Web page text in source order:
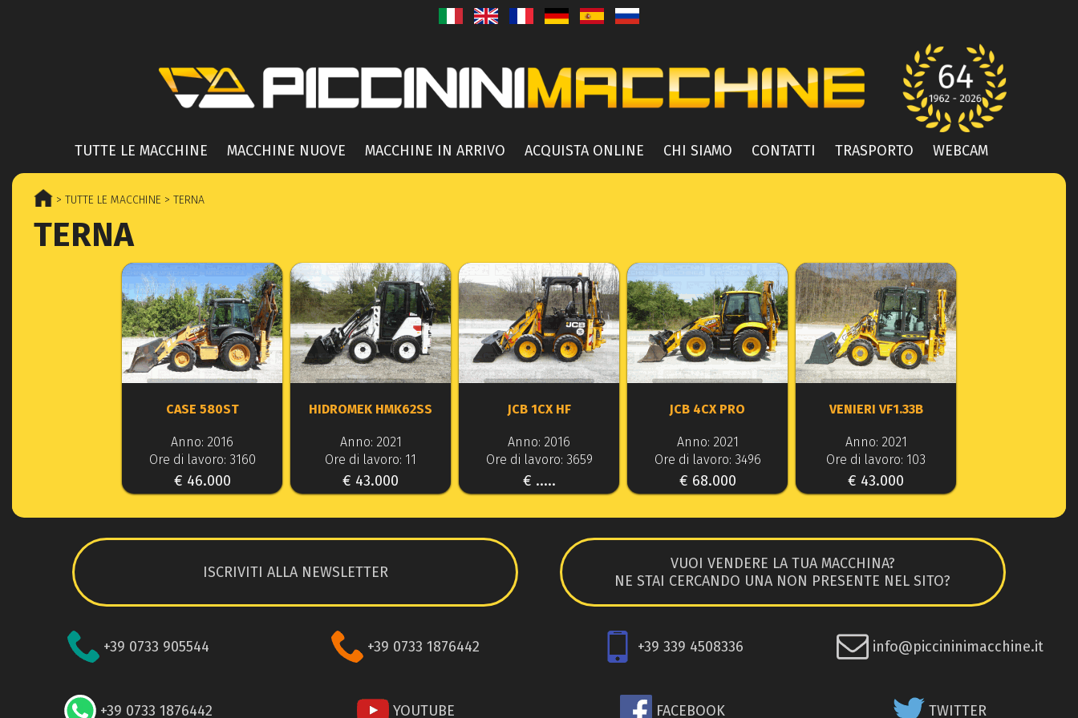
TUTTE LE MACCHINE MACCHINE NUOVE MACCHINE IN ARRIVO ACQUISTA ONLINE CHI SIAMO CONTATTI TRASPORTO WEBCAM
> TUTTE LE MACCHINE > TERNA
TERNA
CASE 580ST
Anno: 2016
Ore di lavoro: 3160
€ 46.000
HIDROMEK HMK62SS
Anno: 2021
Ore di lavoro: 11
€ 43.000
JCB 1CX HF
Anno: 2016
Ore di lavoro: 3659
€ .....
JCB 4CX PRO
Anno: 2021
Ore di lavoro: 3496
€ 68.000
VENIERI VF1.33B
Anno: 2021
Ore di lavoro: 103
€ 43.000
ISCRIVITI ALLA NEWSLETTER
VUOI VENDERE LA TUA MACCHINA?
NE STAI CERCANDO UNA NON PRESENTE NEL SITO?
+39 0733 905544 +39 0733 1876442 +39 339 4508336 info@piccininimacchine.it
+39 0733 1876442 YOUTUBE FACEBOOK TWITTER